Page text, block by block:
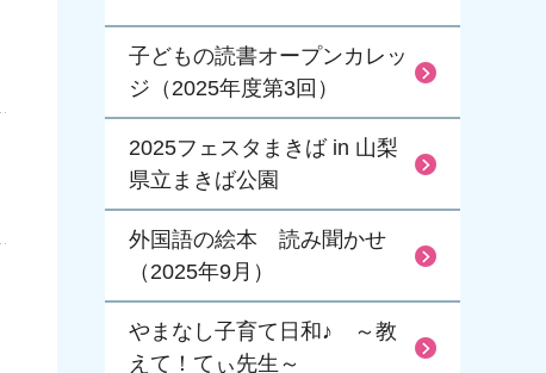
子どもの読書オープンカレッ
ジ（2025年度第3回）
2025フェスタまきば in 山梨
県立まきば公園
外国語の絵本 読み聞かせ
（2025年9月）
やまなし子育て日和♪ ～教
えて！てぃ先生～